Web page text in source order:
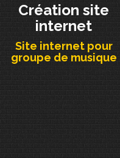
Création site
internet
Site internet pour
groupe de musique